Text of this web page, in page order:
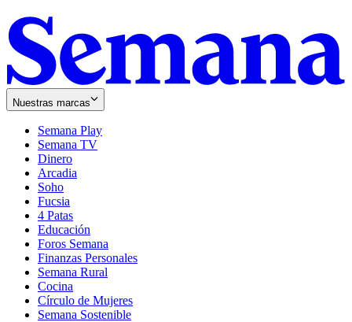
Nuestras marcas
Semana Play
Semana TV
Dinero
Arcadia
Soho
in
new
window
Fucsia
in
new
window
4 Patas
Educación
Foros Semana
Finanzas Personales
Semana Rural
Cocina
Círculo de Mujeres
Semana Sostenible